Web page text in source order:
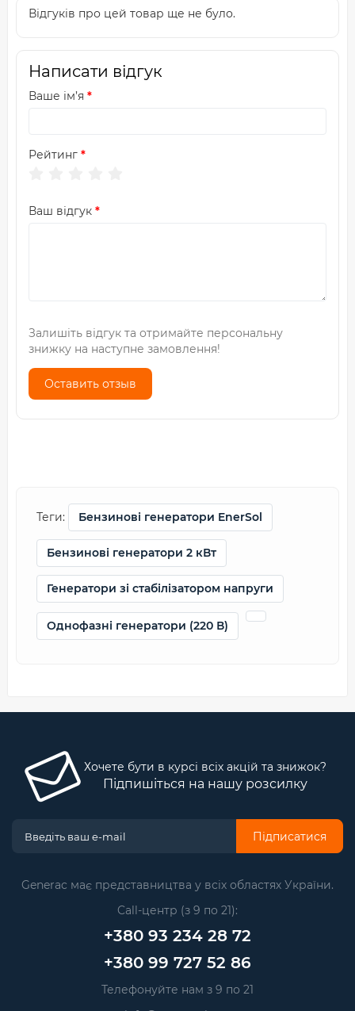
Відгуків про цей товар ще не було.
Написати відгук
Ваше ім’я
Рейтинг
Ваш відгук
Залишіть відгук та отримайте персональну
знижку на наступне замовлення!
Оставить отзыв
Теги: Бензинові генератори EnerSol
Бензинові генератори 2 кВт
Генератори зі стабілізатором напруги
Однофазні генератори (220 В)
Хочете бути в курсі всіх акцій та знижок?
Підпишіться на нашу розсилку
Підписатися
Generac має представництва у всіх областях України.
Call-центр (з 9 по 21):
+380 93 234 28 72
+380 99 727 52 86
Телефонуйте нам з 9 по 21